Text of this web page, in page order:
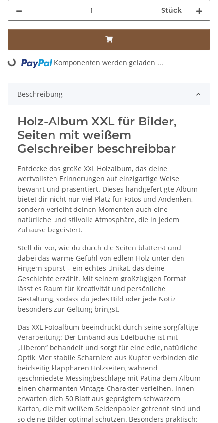
Stück
Loading... Komponenten werden geladen ...
Beschreibung
Holz-Album XXL für Bilder,
Seiten mit weißem
Gelschreiber beschreibbar
Entdecke das große XXL Holzalbum, das deine
wertvollsten Erinnerungen auf einzigartige Weise
bewahrt und präsentiert. Dieses handgefertigte Album
bietet dir nicht nur viel Platz für Fotos und Andenken,
sondern verleiht deinen Momenten auch eine
natürliche und stilvolle Atmosphäre, die in jedem
Zuhause begeistert.
Stell dir vor, wie du durch die Seiten blätterst und
dabei das warme Gefühl von edlem Holz unter den
Fingern spürst – ein echtes Unikat, das deine
Geschichte erzählt. Mit seinem großzügigen Format
lässt es Raum für Kreativität und persönliche
Gestaltung, sodass du jedes Bild oder jede Notiz
besonders zur Geltung bringst.
Das XXL Fotoalbum beeindruckt durch seine sorgfältige
Verarbeitung: Der Einband aus Edelbuche ist mit
„Liberon“ behandelt und sorgt für eine edle, natürliche
Optik. Vier stabile Scharniere aus Kupfer verbinden die
beidseitig klappbaren Holzseiten, während
geschmiedete Messingbeschläge mit Patina dem Album
einen charmanten Vintage-Charakter verleihen. Innen
erwarten dich 50 Blatt aus geprägtem schwarzem
Karton, die mit weißem Seidenpapier getrennt sind und
so deine Bilder optimal schützen. Besonders praktisch: